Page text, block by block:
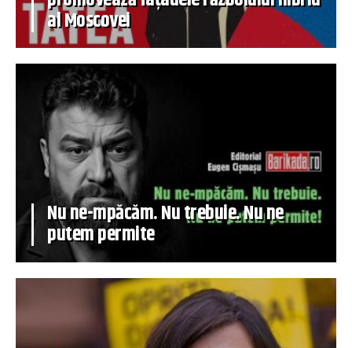
al Moscovei
Nu ne-mpăcăm. Nu trebuie. Nu ne
putem permite